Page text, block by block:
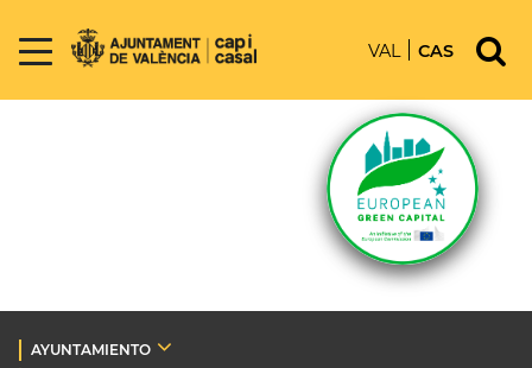
VAL CAS
AYUNTAMIENTO